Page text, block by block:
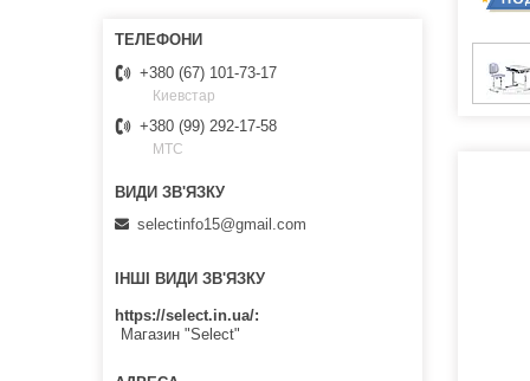
+380 (67) 101-73-17
Киевстар
+380 (99) 292-17-58
МТС
selectinfo15@gmail.com
ІНШІ ВИДИ ЗВ'ЯЗКУ
https://select.in.ua/
Магазин "Select"